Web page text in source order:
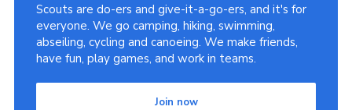
Scouts are do-ers and give-it-a-go-ers, and it's for
everyone. We go camping, hiking, swimming,
abseiling, cycling and canoeing. We make friends,
have fun, play games, and work in teams.
Join now